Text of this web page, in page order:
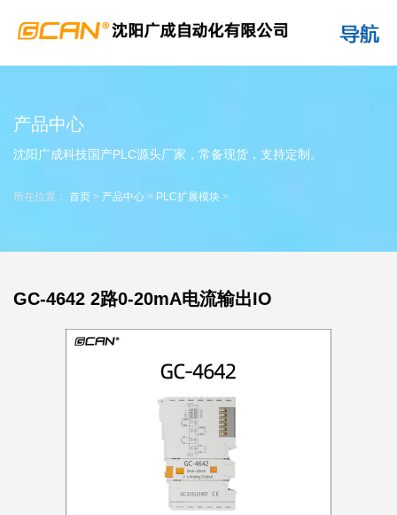
产品中心
沈阳广成科技国产PLC源头厂家，常备现货，支持定制。
所在位置： 首页 > 产品中心 > PLC扩展模块 >
GC-4642 2路0-20mA电流输出IO